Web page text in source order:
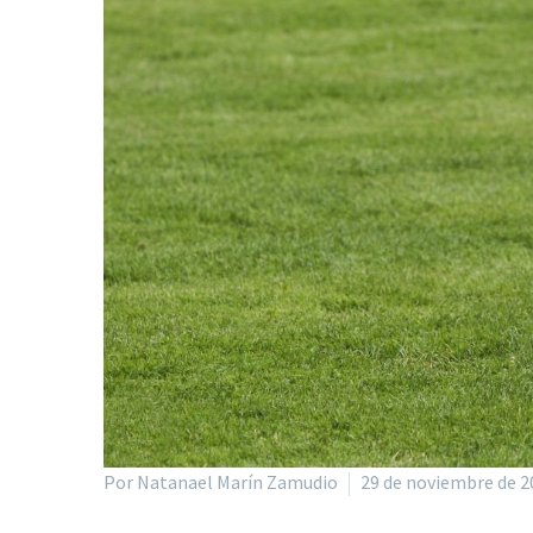
Por Natanael Marín Zamudio 29 de noviembre de